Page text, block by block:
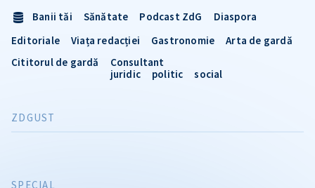
SPECIAL
Banii tăi Sănătate Podcast ZdG
Diaspora
Editoriale
Viața redacției Gastronomie
Arta de gardă
Cititorul de gardă
Consultant
juridic
politic social
ZDGUST